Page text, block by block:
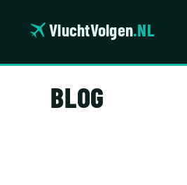
inhoud
VluchtVolgen.NL
BLOG